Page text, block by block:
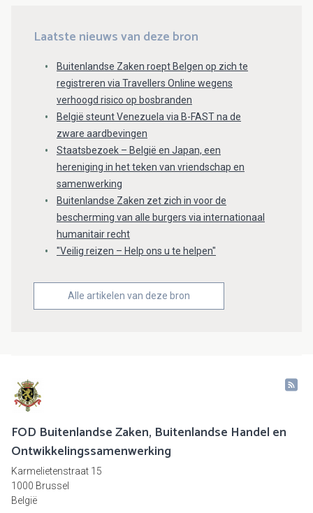
Laatste nieuws van deze bron
Buitenlandse Zaken roept Belgen op zich te
registreren via Travellers Online wegens
verhoogd risico op bosbranden
België steunt Venezuela via B-FAST na de
zware aardbevingen
Staatsbezoek – België en Japan, een
hereniging in het teken van vriendschap en
samenwerking
Buitenlandse Zaken zet zich in voor de
bescherming van alle burgers via internationaal
humanitair recht
"Veilig reizen – Help ons u te helpen"
Alle artikelen van deze bron
FOD Buitenlandse Zaken, Buitenlandse Handel en
Ontwikkelingssamenwerking
Karmelietenstraat 15
1000 Brussel
België